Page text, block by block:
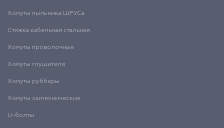
Хомуты пыльника ШРУСа
Стяжка кабельная стальная
Хомуты проволочные
Хомуты глушителя
Хомуты рубберы
Хомуты сантехнические
U-болты